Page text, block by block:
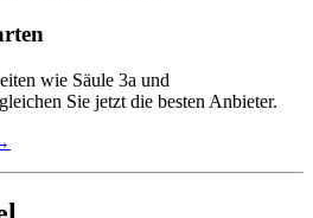
wie Säule 3a und
Sie jetzt die besten Anbieter.